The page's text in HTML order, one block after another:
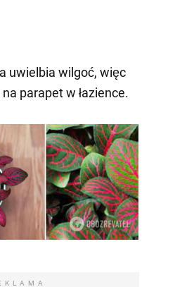
uwielbia wilgoć, więc
parapet w łazience.